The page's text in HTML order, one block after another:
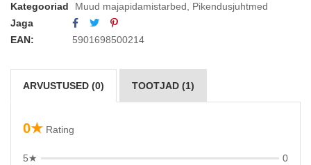
Kategooriad
Muud majapidamistarbed
Pikendusjuhtmed
Jaga
EAN:
5901698500214
ARVUSTUSED (0) TOOTJAD (1)
0★ Rating
5★
0